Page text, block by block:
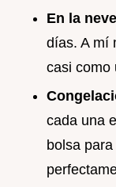
En la
días. A mí
casi como
cada una
bolsa